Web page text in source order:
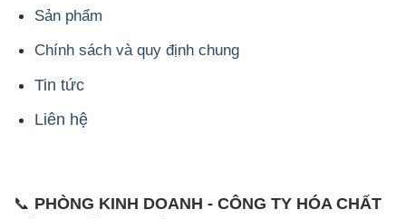
Sản phẩm
Chính sách và quy định chung
Tin tức
Liên hệ
📞 PHÒNG KINH DOANH - CÔNG TY HÓA CHẤT